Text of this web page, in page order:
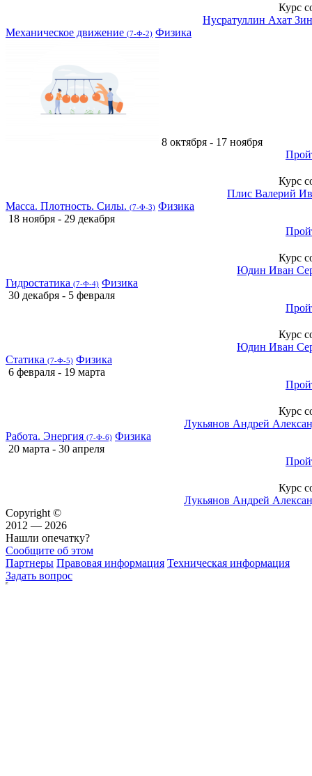
Курс
Нусратуллин Ахат
Механическое движение (7-Ф-2) Физика
8 октября - 17 ноября
Курс
Плис Валерий
Масса. Плотность. Силы. (7-Ф-3) Физика
18 ноября - 29 декабря
Курс
Юдин Иван
Гидростатика (7-Ф-4) Физика
30 декабря - 5 февраля
Курс
Юдин Иван
Статика (7-Ф-5) Физика
6 февраля - 19 марта
Курс
Лукьянов Андрей
Работа. Энергия (7-Ф-6) Физика
20 марта - 30 апреля
Курс
Лукьянов Андрей
Copyright ©
2012 — 2026
Нашли опечатку?
Сообщите об этом
Партнеры Правовая информация Техническая информация
Задать вопрос